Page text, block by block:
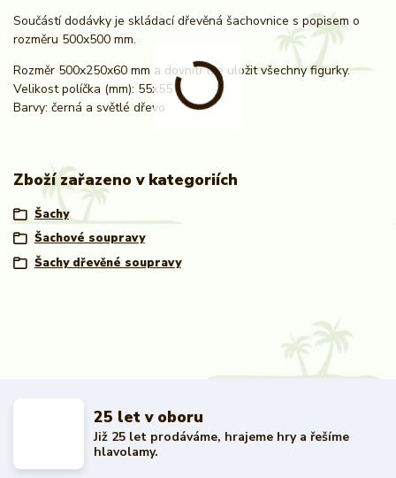
Součástí dodávky je skládací dřevěná šachovnice s popisem o
rozměru 500x500 mm.
Rozměr 500x250x60 mm a dovnitř lze uložit všechny figurky.
Velikost políčka (mm): 55x55
Barvy: černá a světlé dřevo
Zboží zařazeno v kategoriích
Šachy
Šachové soupravy
Šachy dřevěné soupravy
25 let v oboru
Již 25 let prodáváme, hrajeme hry a řešíme
hlavolamy.